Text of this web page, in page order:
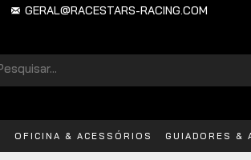
GERAL@RACESTARS-RACING.COM
OFICINA & ACESSÓRIOS GUIADORES &